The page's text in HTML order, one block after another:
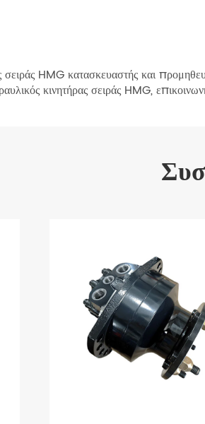
σειράς HMG κατασκευαστής και
κινητήρας σειράς HMG,